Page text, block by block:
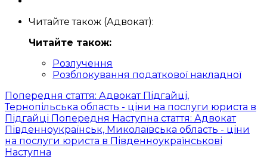
Читайте також (Адвокат):
Читайте також:
Розлучення
Розблокування податкової накладної
Попередня стаття: Адвокат Підгайці,
Тернопільська область - ціни на послуги юриста в
Підгайці Попередня Наступна стаття: Адвокат
Південноукраїнськ, Миколаївська область - ціни
на послуги юриста в Південноукраїнськові
Наступна